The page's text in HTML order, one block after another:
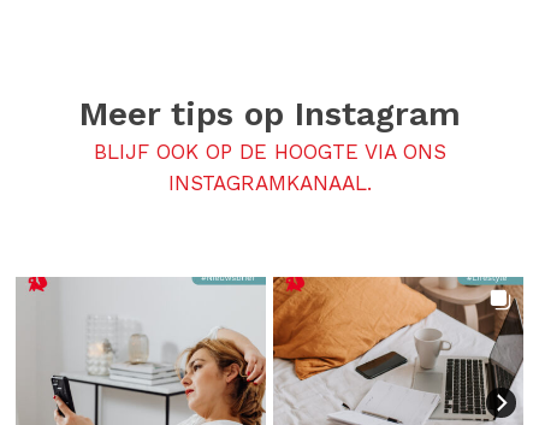
Meer tips op Instagram
BLIJF OOK OP DE HOOGTE VIA ONS
INSTAGRAMKANAAL.